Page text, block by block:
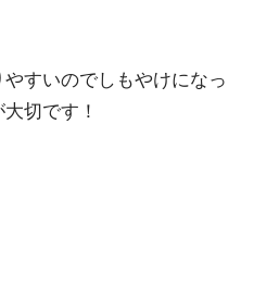
すいのでしもやけになっ
切です！